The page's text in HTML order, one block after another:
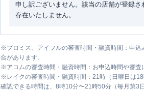
申し訳ございません。該当の店舗が登録さ
存在いたしません。
※プロミス、アイフルの審査時間・融資時間：申
合があります。
※アコムの審査時間・融資時間：お申込時間や審査
※ レイクの審査時間・融資時間：21時（日曜日は
確認できる時間は、8時10分〜21時50分（毎月第3